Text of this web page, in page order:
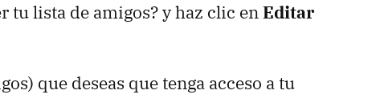
tu lista de amigos? y haz clic enEditar
que deseas que tenga acceso a tu